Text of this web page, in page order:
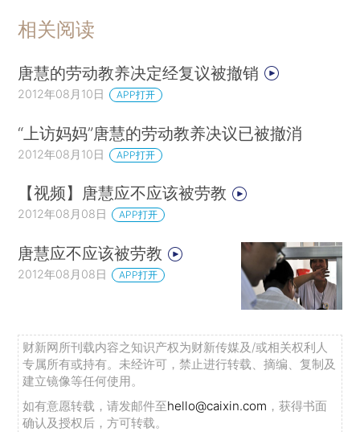
相关阅读
唐慧的劳动教养决定经复议被撤销
2012年08月10日 APP打开
“上访妈妈”唐慧的劳动教养决议已被撤消
2012年08月10日 APP打开
【视频】唐慧应不应该被劳教
2012年08月08日 APP打开
唐慧应不应该被劳教
2012年08月08日 APP打开
财新网所刊载内容之知识产权为财新传媒及/或相关权利人
专属所有或持有。未经许可，禁止进行转载、摘编、复制及
建立镜像等任何使用。
如有意愿转载，请发邮件至hello@caixin.com ，获得书面
确认及授权后，方可转载。